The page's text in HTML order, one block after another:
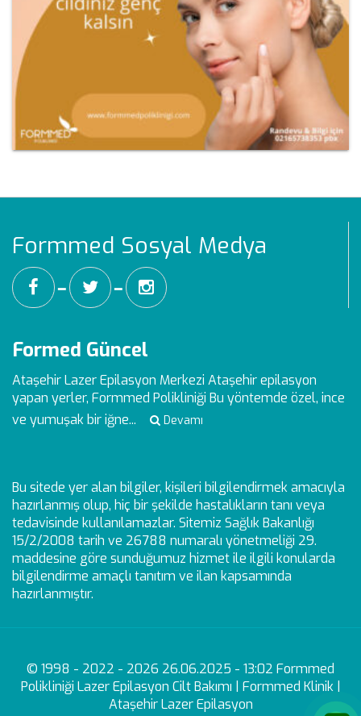
Formmed Sosyal Medya
━ ━
Formed Güncel
Ataşehir Lazer Epilasyon Merkezi Ataşehir epilasyon
yapan yerler, Formmed Polikliniği Bu yöntemde özel, ince
ve yumuşak bir iğne...
Devamı
Bu sitede yer alan bilgiler, kişileri bilgilendirmek amacıyla
hazırlanmış olup, hiç bir şekilde hastalıkların tanı veya
tedavisinde kullanılamazlar. Sitemiz Sağlık Bakanlığı
15/2/2008 tarih ve 26788 numaralı yönetmeliği 29.
maddesine göre sunduğumuz hizmet ile ilgili konularda
bilgilendirme amaçlı tanıtım ve ilan kapsamında
hazırlanmıştır.
© 1998 - 2022 - 2026 26.06.2025 - 13:02 Formmed
Polikliniği Lazer Epilasyon Cilt Bakımı | Formmed Klinik |
Ataşehir Lazer Epilasyon